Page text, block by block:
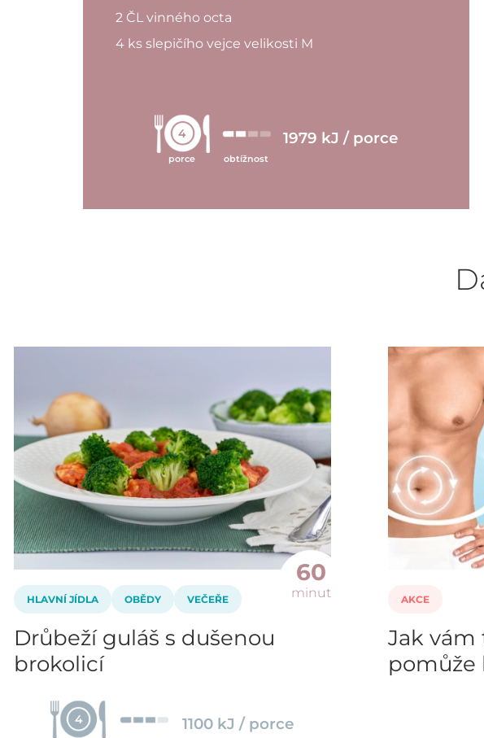
2 ČL vinného octa
4 ks slepičího vejce velikosti M
4
porce obtížnost
1979 kJ / porce
60
minut
HLAVNÍ JÍDLA OBĚDY VEČEŘE
Drůbeží guláš s dušenou
brokolicí
4 1100 kJ / porce
AKCE
Jak
pomůže